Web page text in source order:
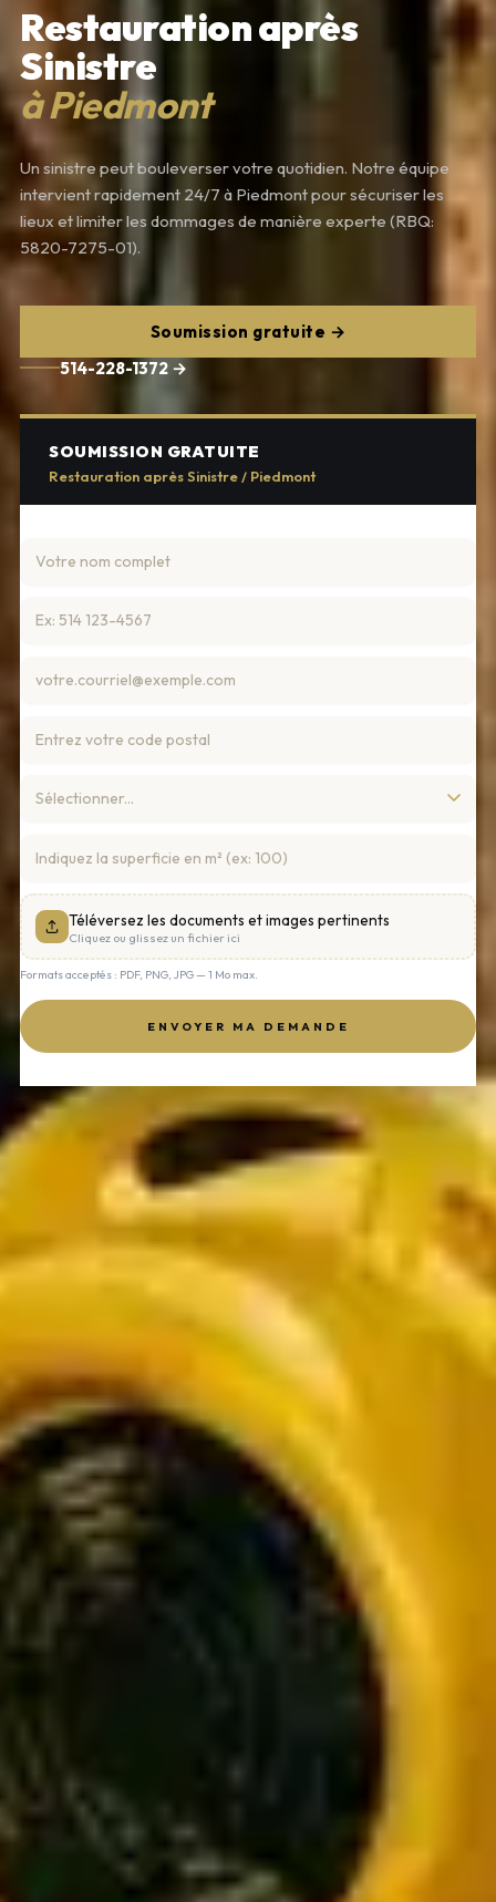
Restauration après
Sinistre
à Piedmont
Un sinistre peut bouleverser votre quotidien. Notre équipe
intervient rapidement 24/7 à Piedmont pour sécuriser les
lieux et limiter les dommages de manière experte (RBQ:
5820-7275-01).
Soumission gratuite →
514-228-1372 →
SOUMISSION GRATUITE
Restauration après Sinistre / Piedmont
Téléversez les documents et images pertinents
Cliquez ou glissez un fichier ici
Formats acceptés : PDF, PNG, JPG — 1 Mo max.
ENVOYER MA DEMANDE